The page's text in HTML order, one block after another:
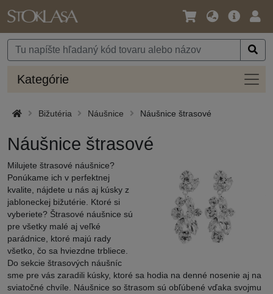
Jazyk
Mena
Hlavná
Kategórie
Bižutéria Náušnice Náušnice štrasové
Náušnice štrasové
Milujete štrasové náušnice?
Ponúkame ich v perfektnej
kvalite, nájdete u nás aj kúsky z
jabloneckej bižutérie. Ktoré si
vyberiete? Štrasové náušnice sú
pre všetky malé aj veľké
parádnice, ktoré majú rady
všetko, čo sa hviezdne trbliece.
Do sekcie štrasových náušníc
sme pre vás zaradili kúsky, ktoré sa hodia na denné nosenie aj na
sviatočné chvíle. Náušnice so štrasom sú obľúbené vďaka svojmu